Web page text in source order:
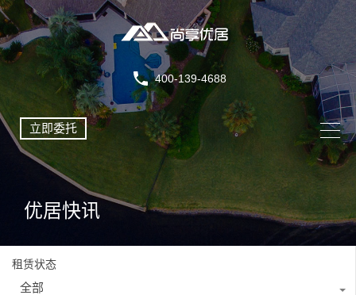
400-139-4688
立即委托
优居快讯
租赁状态
全部